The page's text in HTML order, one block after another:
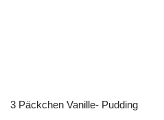
3 Päckchen Vanille- Pudding